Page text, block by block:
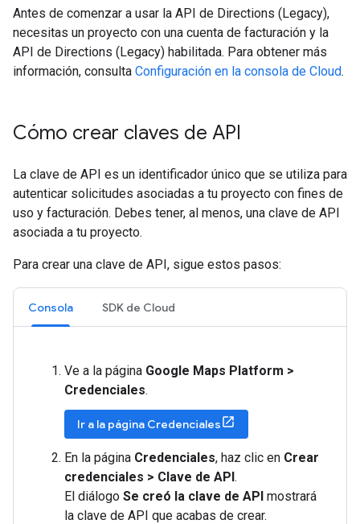
Antes de comenzar a usar la API de Directions (Legacy),
necesitas un proyecto con una cuenta de facturación y la
API de Directions (Legacy) habilitada. Para obtener más
información, consulta Configuración en la consola de Cloud.
Cómo crear claves de API
La clave de API es un identificador único que se utiliza para
autenticar solicitudes asociadas a tu proyecto con fines de
uso y facturación. Debes tener, al menos, una clave de API
asociada a tu proyecto.
Para crear una clave de API, sigue estos pasos:
Consola SDK de Cloud
Ve a la página Google Maps Platform >
Credenciales.
Ir a la página Credenciales
En la página Credenciales, haz clic en Crear
credenciales > Clave de API.
El diálogo Se creó la clave de API mostrará
la clave de API que acabas de crear.